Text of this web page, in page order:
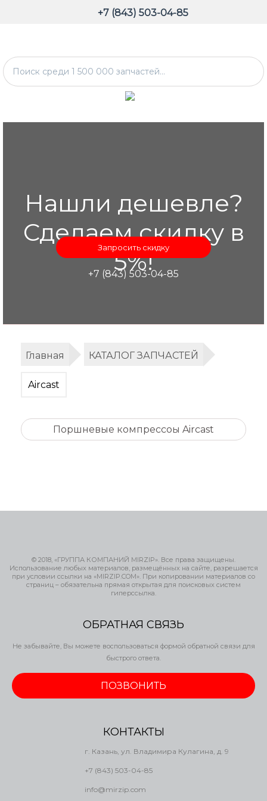
+7 (843) 503-04-85
Нашли дешевле?
Сделаем скидку в
5%!
Запросить скидку
+7 (843) 503-04-85
Главная КАТАЛОГ ЗАПЧАСТЕЙ
Aircast
Поршневые компрессоы Aircast
© 2018, «ГРУППА КОМПАНИЙ MIRZIP». Все права защищены.
Использование любых материалов, размещённых на сайте, разрешается
при условии ссылки на «MIRZIP.COM». При копировании материалов со
страниц – обязательна прямая открытая для поисковых систем
гиперссылка.
ОБРАТНАЯ СВЯЗЬ
Не забывайте, Вы можете воспользоваться формой обратной связи для
быстрого ответа.
ПОЗВОНИТЬ
КОНТАКТЫ
г. Казань, ул. Владимира Кулагина, д. 9
+7 (843) 503-04-85
info@mirzip.com